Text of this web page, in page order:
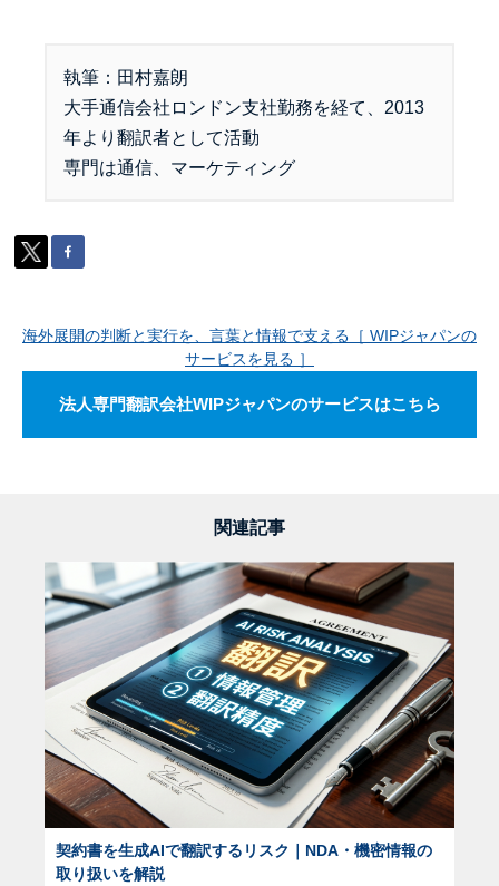
執筆：田村嘉朗
大手通信会社ロンドン支社勤務を経て、 2013
年より翻訳者として活動
専門は通信、マーケティング
海外展開の判断と実行を、言葉と情報で支える［ WIPジャパンの
サービスを見る ］
法人専門翻訳会社WIPジャパンのサービスはこちら
関連記事
契約書を生成AIで翻訳するリスク｜NDA・機密情報の
取り扱いを解説